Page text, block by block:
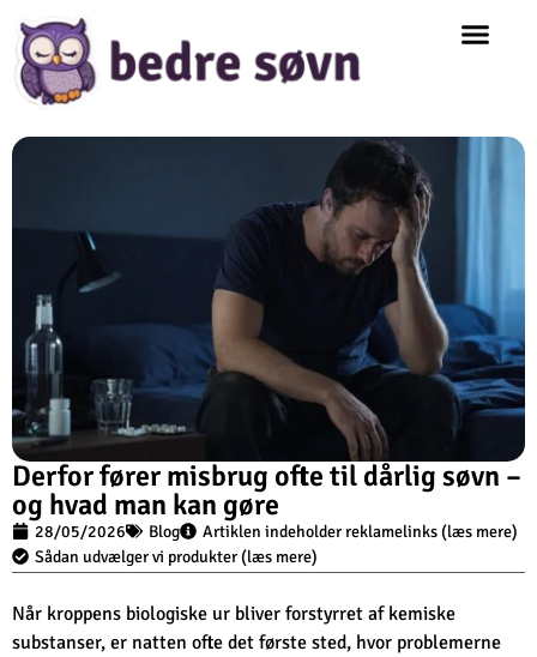
Derfor fører misbrug ofte til dårlig søvn –
og hvad man kan gøre
28/05/2026 Blog
Artiklen indeholder reklamelinks (læs mere)
Sådan udvælger vi produkter (læs mere)
Når kroppens biologiske ur bliver forstyrret af kemiske
substanser, er natten ofte det første sted, hvor problemerne